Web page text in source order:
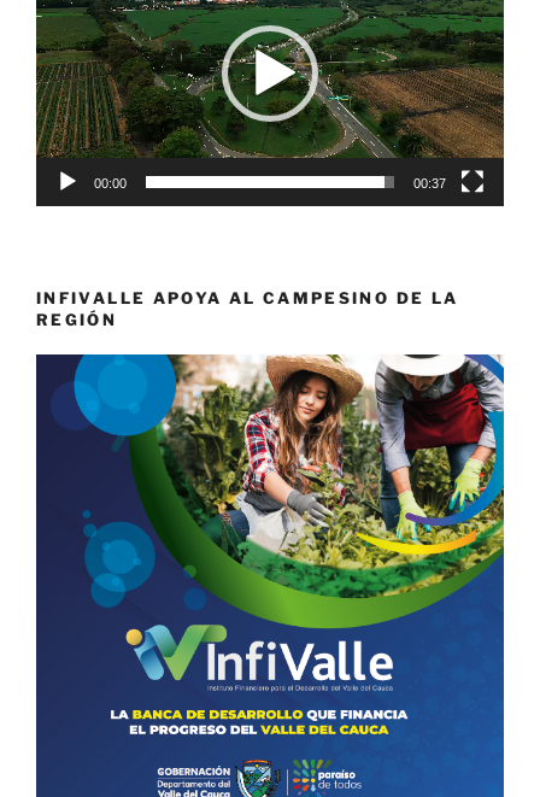
vídeo
00:00 00:37
INFIVALLE APOYA AL CAMPESINO DE LA
REGIÓN